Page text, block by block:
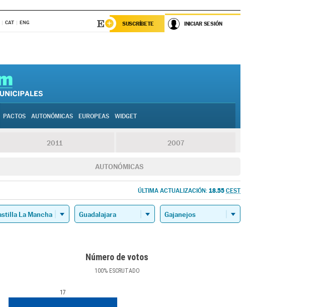
CAT ENG SUSCRÍBETE INICIAR SESIÓN
PACTOS AUTONÓMICAS EUROPEAS WIDGET
2011 2007
AUTONÓMICAS
ÚLTIMA ACTUALIZACIÓN: 18.55 CEST
Número de votos
100%ESCRUTADO
17